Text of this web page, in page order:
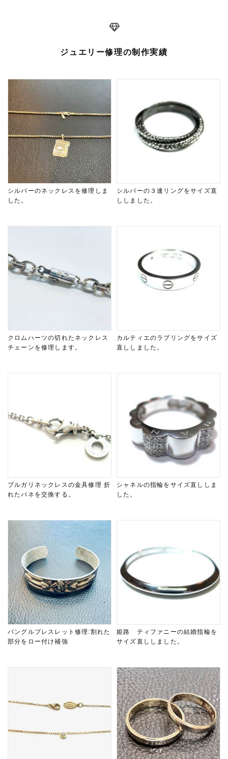
ジュエリー修理の制作実績
シルバーのネックレスを修理しま
した。
シルバーの３連リングをサイズ直
ししました。
クロムハーツの切れたネックレス
チェーンを修理します。
カルティエのラブリングをサイズ
直ししました。
ブルガリネックレスの金具修理 折
れたバネを交換する。
シャネルの指輪をサイズ直ししま
した。
バングルブレスレット修理:割れた
部分をロー付け補強
姫路 ティファニーの結婚指輪を
サイズ直ししました。